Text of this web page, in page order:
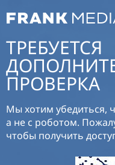
ТРЕБУЕТСЯ
ПРОВЕРКА
Мы хотим убедиться,
а не с роботом.
чтобы получить